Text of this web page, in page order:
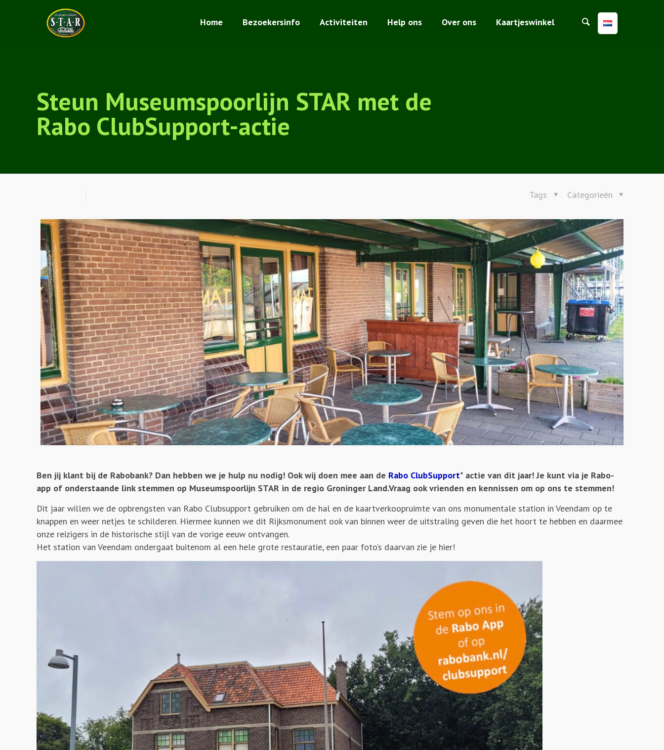
Home Bezoekersinfo Activiteiten Help ons Over ons Kaartjeswinkel
Steun Museumspoorlijn STAR met de
Rabo ClubSupport-actie
Categorieën
Tags
Ben jij klant bij de Rabobank? Dan hebben we je hulp nu nodig! Ook wij doen mee aan de Rabo ClubSupport* actie van dit jaar! Je kunt via je Rabo-
app of onderstaande link stemmen op Museumspoorlijn STAR in de regio Groninger Land.Vraag ook vrienden en kennissen om op ons te stemmen!
Dit jaar willen we de opbrengsten van Rabo Clubsupport gebruiken om de hal en de kaartverkoopruimte van ons monumentale station in Veendam op te
knappen en weer netjes te schilderen. Hiermee kunnen we dit Rijksmonument ook van binnen weer de uitstraling geven die het hoort te hebben en daarmee
onze reizigers in de historische stijl van de vorige eeuw ontvangen.
Het station van Veendam ondergaat buitenom al een hele grote restauratie, een paar foto’s daarvan zie je hier!